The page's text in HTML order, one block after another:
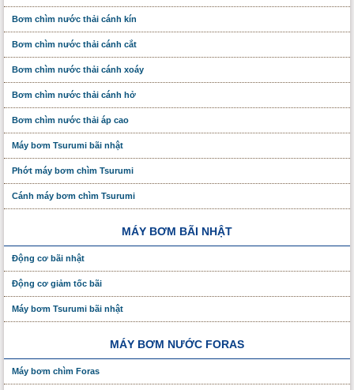
Bơm chìm nước thải cánh kín
Bơm chìm nước thải cánh cắt
Bơm chìm nước thải cánh xoáy
Bơm chìm nước thải cánh hở
Bơm chìm nước thải áp cao
Máy bơm Tsurumi bãi nhật
Phớt máy bơm chìm Tsurumi
Cánh máy bơm chìm Tsurumi
MÁY BƠM BÃI NHẬT
Động cơ bãi nhật
Động cơ giảm tốc bãi
Máy bơm Tsurumi bãi nhật
MÁY BƠM NƯỚC FORAS
Máy bơm chìm Foras